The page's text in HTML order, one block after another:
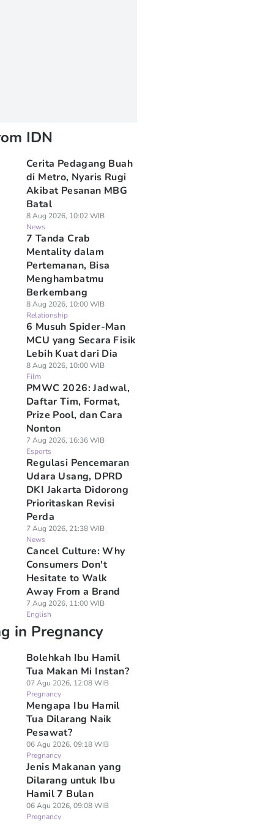
IDN
Cerita Pedagang Buah
di Metro, Nyaris Rugi
Akibat Pesanan MBG
Batal
8 Aug 2026, 10:02 WIB
News
7 Tanda Crab
Mentality dalam
Pertemanan, Bisa
Menghambatmu
Berkembang
8 Aug 2026, 10:00 WIB
Relationship
6 Musuh Spider-Man
MCU yang Secara Fisik
Lebih Kuat dari Dia
8 Aug 2026, 10:00 WIB
Film
PMWC 2026: Jadwal,
Daftar Tim, Format,
Prize Pool, dan Cara
Nonton
7 Aug 2026, 16:36 WIB
Esports
Regulasi Pencemaran
Udara Usang, DPRD
DKI Jakarta Didorong
Prioritaskan Revisi
Perda
7 Aug 2026, 21:38 WIB
News
Cancel Culture: Why
Consumers Don't
Hesitate to Walk
Away From a Brand
7 Aug 2026, 11:00 WIB
English
in Pregnancy
Bolehkah Ibu Hamil
Tua Makan Mi Instan?
07 Agu 2026, 12:08 WIB
Pregnancy
Mengapa Ibu Hamil
Tua Dilarang Naik
Pesawat?
06 Agu 2026, 09:18 WIB
Pregnancy
Jenis Makanan yang
Dilarang untuk Ibu
Hamil 7 Bulan
06 Agu 2026, 09:08 WIB
Pregnancy